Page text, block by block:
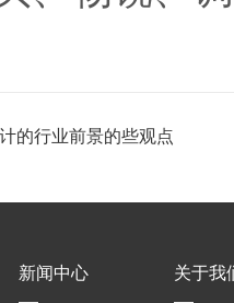
的行业前景的些观点
新闻中心 关于我